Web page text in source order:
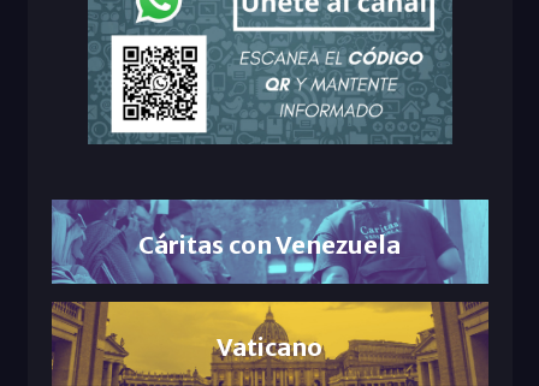
Cáritas con Venezuela
Vaticano